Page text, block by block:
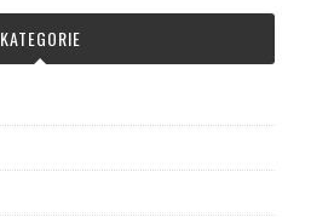
KATEGORIE